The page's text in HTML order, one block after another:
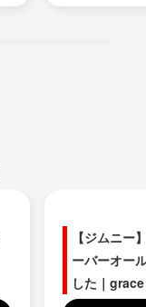
【ジムニー
ーバーオー
した｜